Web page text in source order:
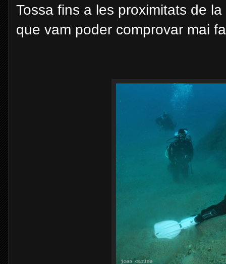
Tossa fins a les proximitats de
que vam poder comprovar mai